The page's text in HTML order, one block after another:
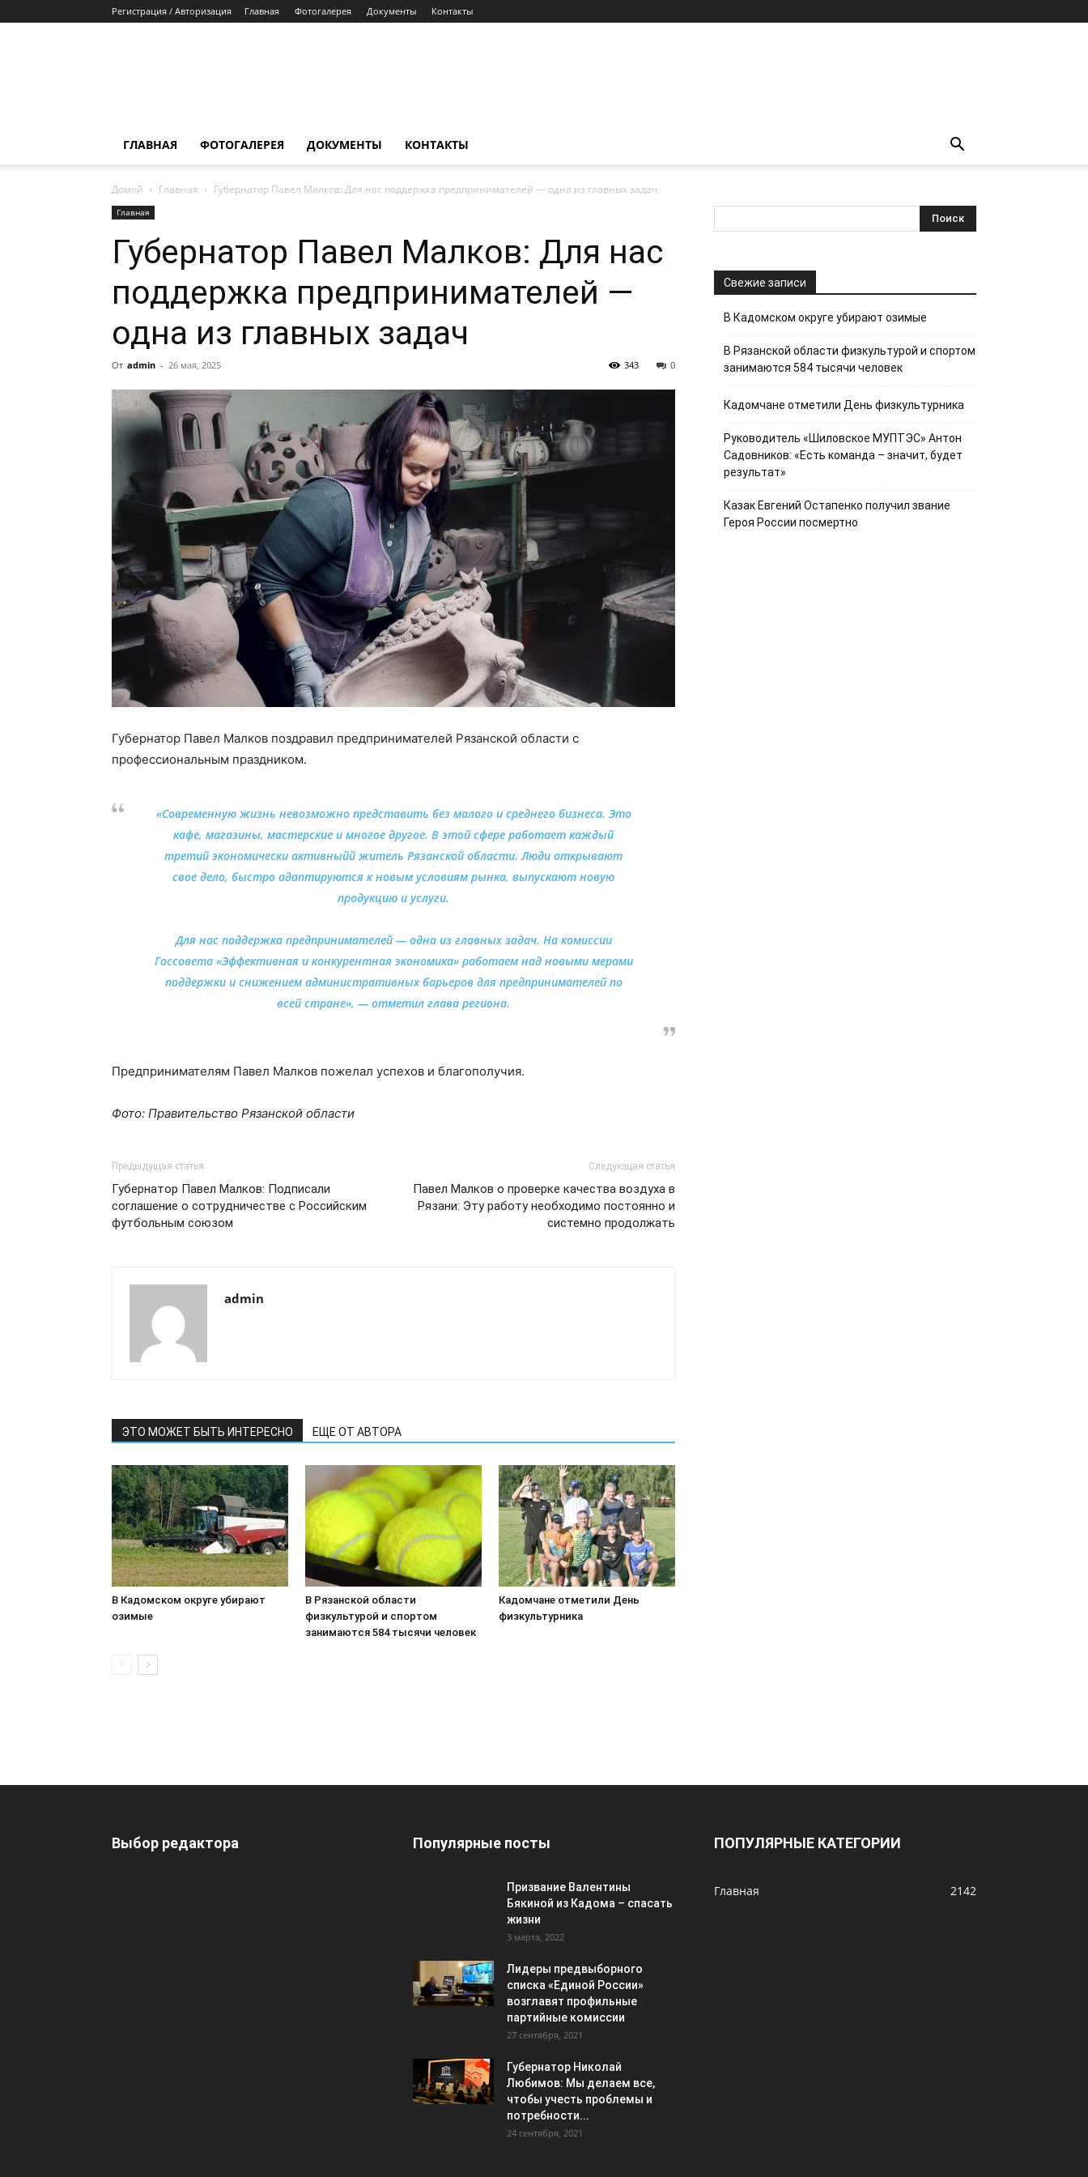
Регистрация / Авторизация Главная Фотогалерея Документы Контакты
ГЛАВНАЯ ФОТОГАЛЕРЕЯ ДОКУМЕНТЫ КОНТАКТЫ
Домой Главная Губернатор Павел Малков: Для нас поддержка предпринимателей — одна из главных задач
Главная
Губернатор Павел Малков: Для нас
поддержка предпринимателей —
одна из главных задач
От admin - 26 мая, 2025 0
343
Губернатор Павел Малков поздравил предпринимателей Рязанской области с
профессиональным праздником.
«Современную жизнь невозможно представить без малого и среднего бизнеса. Это
кафе, магазины, мастерские и многое другое. В этой сфере работает каждый
третий экономически активныйй житель Рязанской области. Люди открывают
свое дело, быстро адаптируются к новым условиям рынка, выпускают новую
продукцию и услуги.
Для нас поддержка предпринимателей — одна из главных задач. На комиссии
Госсовета «Эффективная и конкурентная экономика» работаем над новыми мерами
поддержки и снижением административных барьеров для предпринимателей по
всей стране», — отметил глава региона.
Предпринимателям Павел Малков пожелал успехов и благополучия.
Фото: Правительство Рязанской области
Предыдущая статья
Губернатор Павел Малков: Подписали
соглашение о сотрудничестве с Российским
футбольным союзом
Следующая статья
Павел Малков о проверке качества воздуха в
Рязани: Эту работу необходимо постоянно и
системно продолжать
admin
ЭТО МОЖЕТ БЫТЬ ИНТЕРЕСНО ЕЩЕ ОТ АВТОРА
В Кадомском округе убирают
озимые
В Рязанской области
физкультурой и спортом
занимаются 584 тысячи человек
Кадомчане отметили День
физкультурника
Свежие записи
В Кадомском округе убирают озимые
В Рязанской области физкультурой и спортом
занимаются 584 тысячи человек
Кадомчане отметили День физкультурника
Руководитель «Шиловское МУПТЭС» Антон
Садовников: «Есть команда – значит, будет
результат»
Казак Евгений Остапенко получил звание
Героя России посмертно
Выбор редактора Популярные посты
Призвание Валентины
Бякиной из Кадома – спасать
жизни
3 марта, 2022
Лидеры предвыборного
списка «Единой России»
возглавят профильные
партийные комиссии
27 сентября, 2021
Губернатор Николай
Любимов: Мы делаем все,
чтобы учесть проблемы и
потребности...
24 сентября, 2021
ПОПУЛЯРНЫЕ КАТЕГОРИИ
Главная 2142